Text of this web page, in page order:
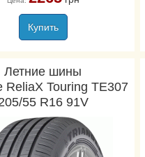
Купить
Летние шины
ReliaX Touring TE307
55 R16 91V